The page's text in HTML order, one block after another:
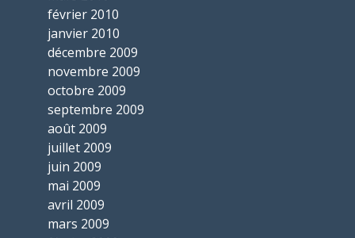
février 2010
janvier 2010
décembre 2009
novembre 2009
octobre 2009
septembre 2009
août 2009
juillet 2009
juin 2009
mai 2009
avril 2009
mars 2009